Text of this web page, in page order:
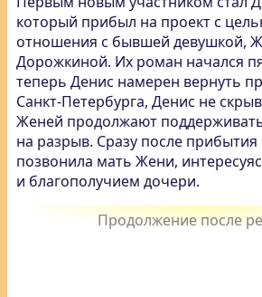
который прибыл на проект с
отношения с бывшей девушкой,
Дорожкиной. Их роман начался
теперь Денис намерен вернуть
Санкт-Петербурга, Денис не
Женей продолжают
на разрыв. Сразу после
позвонила мать Жени,
и благополучием дочери.